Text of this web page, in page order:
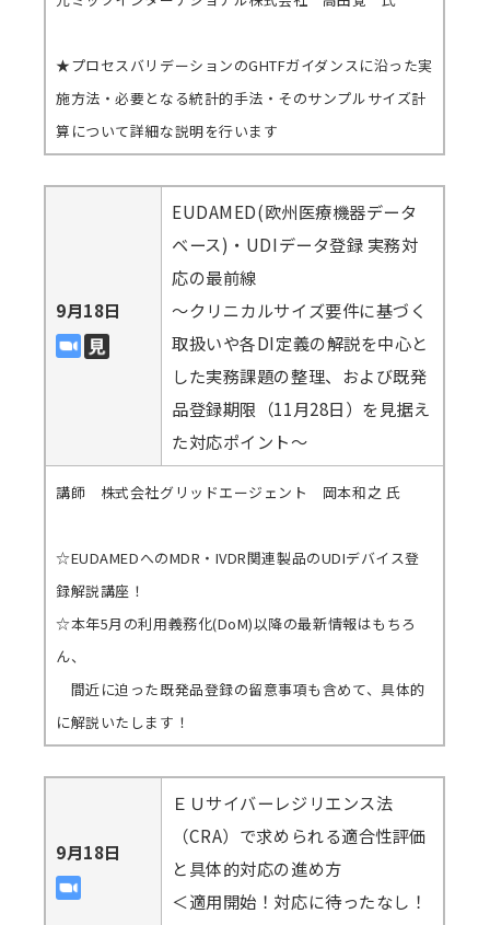
★プロセスバリデーションのGHTFガイダンスに沿った実
施方法・必要となる統計的手法・そのサンプルサイズ計
算について詳細な説明を行います
9月18日
EUDAMED(欧州医療機器データ
ベース)・UDIデータ登録 実務対
応の最前線
～クリニカルサイズ要件に基づく
取扱いや各DI定義の解説を中心と
した実務課題の整理、および既発
品登録期限（11月28日）を見据え
た対応ポイント～
講師 株式会社グリッドエージェント 岡本和之 氏
☆EUDAMEDへのMDR・IVDR関連製品のUDIデバイス登
録解説講座！
☆本年5月の利用義務化(DoM)以降の最新情報はもちろ
ん、
間近に迫った既発品登録の留意事項も含めて、具体的
に解説いたします！
9月18日
ＥＵサイバーレジリエンス法
（CRA）で求められる適合性評価
と具体的対応の進め方
＜適用開始！対応に待ったなし！